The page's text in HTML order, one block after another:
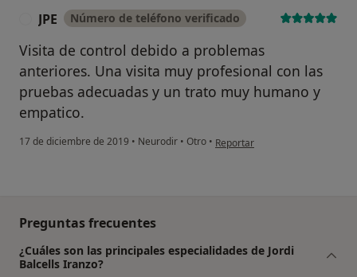
JPE Número de teléfono verificado
Visita de control debido a problemas
anteriores. Una visita muy profesional con las
pruebas adecuadas y un trato muy humano y
empatico.
17 de diciembre de 2019 • Neurodir • Otro • en opinión del usuario JPE
Reportar
Preguntas frecuentes
¿Cuáles son las principales especialidades de Jordi
Balcells Iranzo?